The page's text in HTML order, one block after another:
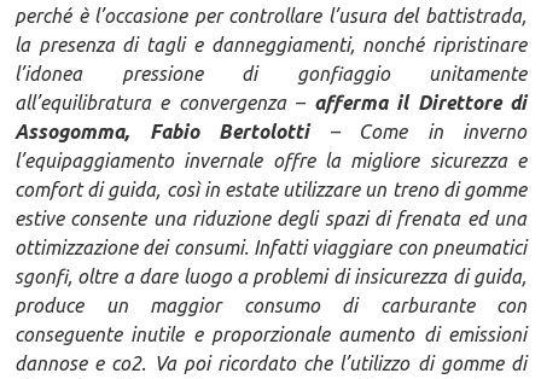
perché è l’occasione per controllare l’usura del battistrada,
la presenza di tagli e danneggiamenti, nonché ripristinare
l’idonea pressione di gonfiaggio unitamente
all’equilibratura e convergenza – afferma il Direttore di
Assogomma, Fabio Bertolotti– Come in inverno
l’equipaggiamento invernale offre la migliore sicurezza e
comfort di guida, così in estate utilizzare un treno di gomme
estive consente una riduzione degli spazi di frenata ed una
ottimizzazione dei consumi. Infatti viaggiare con pneumatici
sgonfi, oltre a dare luogo a problemi di insicurezza di guida,
produce un maggior consumo di carburante con
conseguente inutile e proporzionale aumento di emissioni
dannose e co2. Va poi ricordato che l’utilizzo di gomme di